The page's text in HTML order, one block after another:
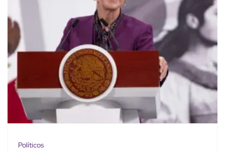
Políticos